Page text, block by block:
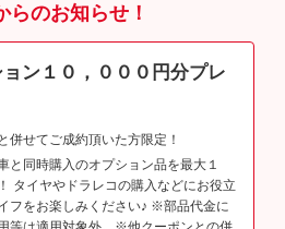
らのお知らせ！
ン１０，０００円分プレ
併せてご成約頂いた方限定！
と同時購入のオプション品を最大１
タイヤやドラレコの購入などにお役立
フをお楽しみください♪ ※部品代金に